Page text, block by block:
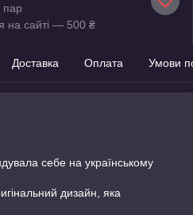
пар
на сайті — 500 ₴
Доставка Оплата Умови
себе на українському
дизайн, яка